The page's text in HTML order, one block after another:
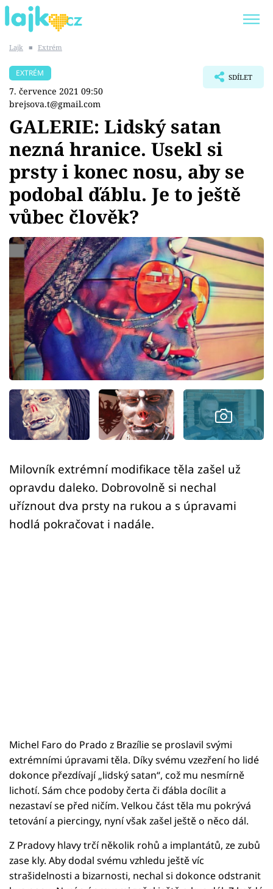
SHOPAHOLICADEL
Témata
Showbyznys
Youtubeři
Virály
Sex a vztahy
Videa
Sledujte prima+
Přihlášení
Sledujte nás
Lajk ■ Extrém
EXTRÉM
7. července 2021 09:50
brejsova.t@gmail.com
SDÍLET
GALERIE: Lidský satan
nezná hranice. Usekl si
prsty i konec nosu, aby se
podobal ďáblu. Je to ještě
vůbec člověk?
Milovník extrémní modifikace těla zašel už
opravdu daleko. Dobrovolně si nechal
uříznout dva prsty na rukou a s úpravami
hodlá pokračovat i nadále.
Michel Faro do Prado z Brazílie se proslavil svými
extrémními úpravami těla. Díky svému vzezření ho lidé
dokonce přezdívají „lidský satan“, což mu nesmírně
lichotí. Sám chce podoby čerta či ďábla docílit a
nezastaví se před ničím. Velkou část těla mu pokrývá
tetování a piercingy, nyní však zašel ještě o něco dál.
Z Pradovy hlavy trčí několik rohů a implantátů, ze zubů
zase kly. Aby dodal svému vzhledu ještě víc
strašidelnosti a bizarnosti, nechal si dokonce odstranit